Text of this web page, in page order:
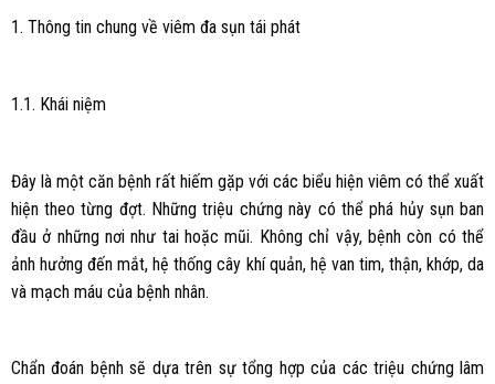
1. Thông tin chung về viêm đa sụn tái phát
1.1. Khái niệm
Đây là một căn bệnh rất hiếm gặp với các biểu hiện viêm có thể xuất
hiện theo từng đợt. Những triệu chứng này có thể phá hủy sụn ban
đầu ở những nơi như tai hoặc mũi. Không chỉ vậy, bệnh còn có thể
ảnh hưởng đến mắt, hệ thống cây khí quản, hệ van tim, thận, khớp, da
và mạch máu của bệnh nhân.
Chẩn đoán bệnh sẽ dựa trên sự tổng hợp của các triệu chứng lâm